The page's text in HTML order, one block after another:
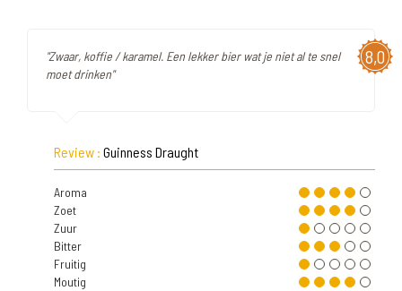
8,0
"Zwaar, koffie / karamel. Een lekker bier wat je niet al te snel
moet drinken"
Review : Guinness Draught
Aroma
Zoet
Zuur
Bitter
Fruitig
Moutig